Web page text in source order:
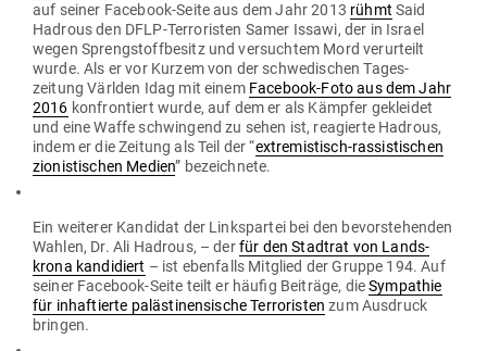
auf seiner Facebook-Seite aus dem Jahr 2013 rühmt Said
Hadrous den DFLP-Ter­ro­risten Samer Issawi, der in Israel
wegen Spreng­stoff­besitz und ver­suchtem Mord ver­ur­teilt
wurde. Als er vor Kurzem von der schwe­di­schen Tages­
zeitung Världen Idag mit einem Facebook-Foto aus dem Jahr
2016 kon­fron­tiert wurde, auf dem er als Kämpfer gekleidet
und eine Waffe schwingend zu sehen ist, reagierte Hadrous,
indem er die Zeitung als Teil der “extre­mis­tisch-ras­sis­ti­schen
zio­nis­ti­schen Medien” bezeichnete.
Ein wei­terer Kan­didat der Links­partei bei den bevor­ste­henden
Wahlen, Dr. Ali Hadrous, – derfür den Stadtrat von Lands­
krona kan­di­diert – ist eben­falls Mit­glied der Gruppe 194. Auf
seiner Facebook-Seite teilt er häufig Bei­träge, dieSym­pathie
für inhaf­tierte paläs­ti­nen­sische Ter­ro­risten zum Aus­druck
bringen.